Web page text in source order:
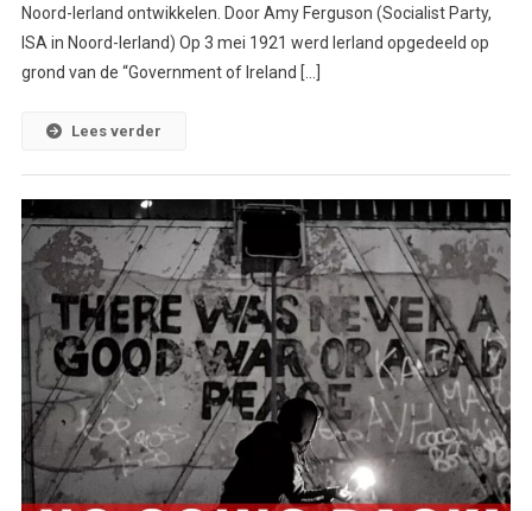
Noord-Ierland ontwikkelen. Door Amy Ferguson (Socialist Party,
ISA in Noord-Ierland) Op 3 mei 1921 werd Ierland opgedeeld op
grond van de “Government of Ireland […]
Lees verder